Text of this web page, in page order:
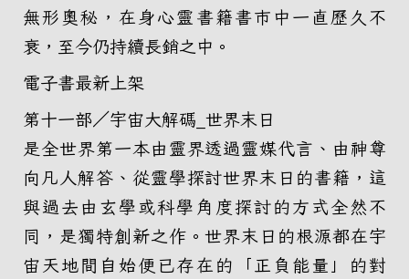
無形奧秘，在身心靈書籍書市中一直歷久不
衰，至今仍持續長銷之中。
電子書最新上架
第十一部／宇宙大解碼_世界末日
是全世界第一本由靈界透過靈媒代言、由神尊
向凡人解答、從靈學探討世界末日的書籍，這
與過去由玄學或科學角度探討的方式全然不
同，是獨特創新之作。世界末日的根源都在宇
宙天地間自始便已存在的「正負能量」的對